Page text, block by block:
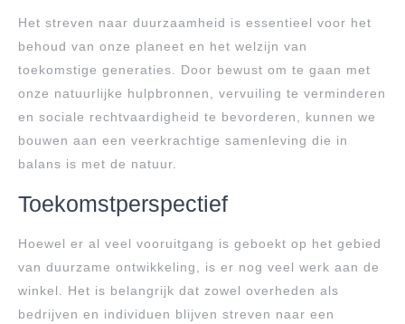
Het streven naar duurzaamheid is essentieel voor het
behoud van onze planeet en het welzijn van
toekomstige generaties. Door bewust om te gaan met
onze natuurlijke hulpbronnen, vervuiling te verminderen
en sociale rechtvaardigheid te bevorderen, kunnen we
bouwen aan een veerkrachtige samenleving die in
balans is met de natuur.
Toekomstperspectief
Hoewel er al veel vooruitgang is geboekt op het gebied
van duurzame ontwikkeling, is er nog veel werk aan de
winkel. Het is belangrijk dat zowel overheden als
bedrijven en individuen blijven streven naar een